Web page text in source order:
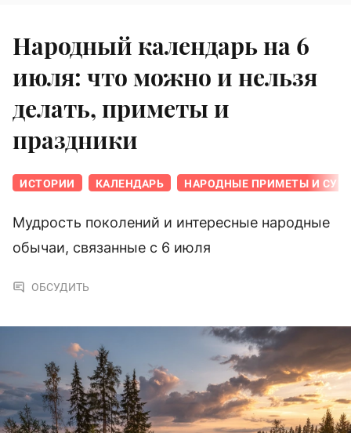
Народный календарь на 6
июля: что можно и нельзя
делать, приметы и
праздники
ИСТОРИИ КАЛЕНДАРЬ НАРОДНЫЕ ПРИМЕТЫ И
Мудрость поколений и интересные народные
обычаи, связанные с 6 июля
ОБСУДИТЬ